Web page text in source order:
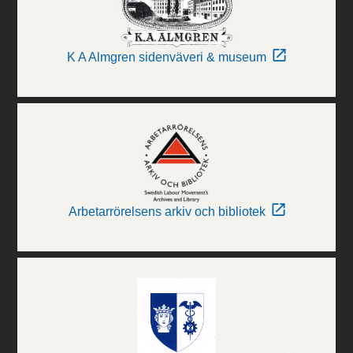
K A Almgren sidenväveri & museum
Arbetarrörelsens arkiv och bibliotek